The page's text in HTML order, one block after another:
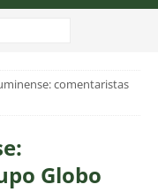
comentaristas
Globo